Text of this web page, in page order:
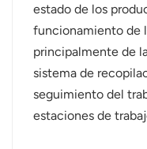
estado de los
funcionamiento de
principalmente de
sistema de
seguimiento del
estaciones de